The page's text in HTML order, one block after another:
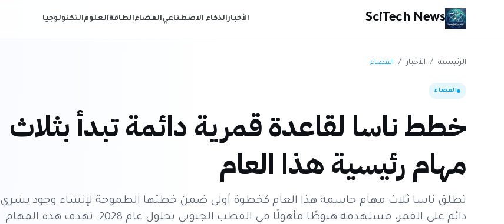
SciTech News الأخبارالذكاء الاصطناعيالفضاءالطاقةالعلومالتكنولوجيا
الرئيسية / الأخبار / الفضاء
الفضاء
خطط ناسا لقاعدة قمرية دائمة تبدأ بثلاث
مهام رئيسية هذا العام
تطلق ناسا ثلاث مهام حاسمة هذا العام كخطوة أولى ضمن خطتها الطموحة لإنشاء وجود بشري
دائم على القمر، مستهدفة هبوطًا مأهولًا في القطب الجنوبي بحلول عام 2028. تهدف هذه المهام